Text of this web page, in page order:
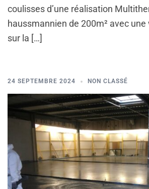
coulisses d’une réalisation
haussmannien de 200m² avec
sur la […]
24 SEPTEMBRE 2024 NON CLASSÉ